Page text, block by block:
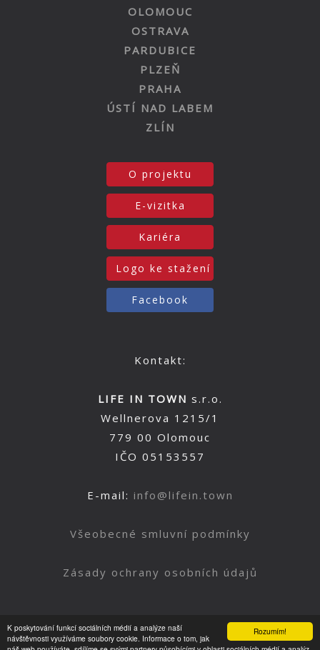
Rozumím!
K poskytování funkcí sociálních médií a analýze naší
návštěvnosti využíváme soubory cookie. Informace o tom, jak
OLOMOUC
OSTRAVA
PARDUBICE
PLZEŇ
PRAHA
ÚSTÍ NAD LABEM
ZLÍN
O projektu
E-vizitka
Kariéra
Logo ke stažení
Facebook
Kontakt:
LIFE IN TOWN s.r.o.
Wellnerova 1215/1
779 00 Olomouc
IČO 05153557
E-mail: info@lifein.town
Všeobecné smluvní podmínky
Zásady ochrany osobních údajů
Nahoru